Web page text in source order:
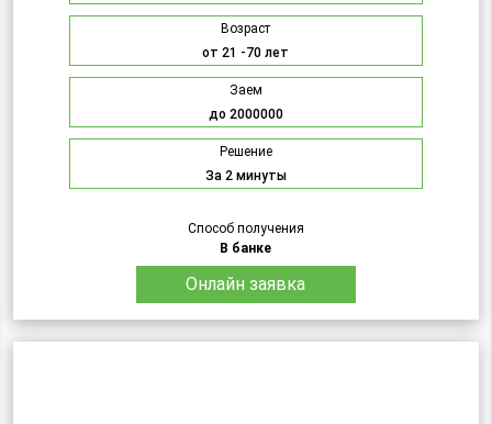
Возраст
от 21 -70 лет
Заем
до 2000000
Решение
За 2 минуты
Способ получения
В банке
Онлайн заявка